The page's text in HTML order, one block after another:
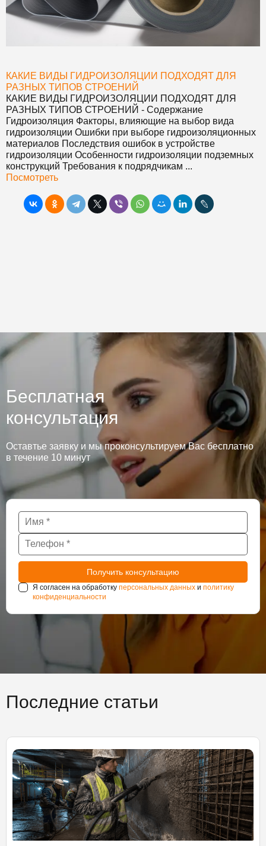
КАКИЕ ВИДЫ ГИДРОИЗОЛЯЦИИ ПОДХОДЯТ ДЛЯ
РАЗНЫХ ТИПОВ СТРОЕНИЙ
КАКИЕ ВИДЫ ГИДРОИЗОЛЯЦИИ ПОДХОДЯТ ДЛЯ
РАЗНЫХ ТИПОВ СТРОЕНИЙ - Содержание
Гидроизоляция Факторы, влияющие на выбор вида
гидроизоляции Ошибки при выборе гидроизоляционных
материалов Последствия ошибок в устройстве
гидроизоляции Особенности гидроизоляции подземных
конструкций Требования к подрядчикам ...
Посмотреть
Бесплатная
консультация
Оставтье заявку и мы проконсультируем Вас бесплатно
в течение 10 минут
Я согласен на обработку персональных данных и политику
конфиденциальности
Последние статьи